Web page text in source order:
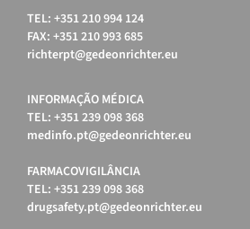
TEL: +351 210 994 124
FAX: +351 210 993 685
richterpt@gedeonrichter.eu
INFORMAÇÃO MÉDICA
TEL: +351 239 098 368
medinfo.pt@gedeonrichter.eu
FARMACOVIGILÂNCIA
TEL: +351 239 098 368
drugsafety.pt@gedeonrichter.eu